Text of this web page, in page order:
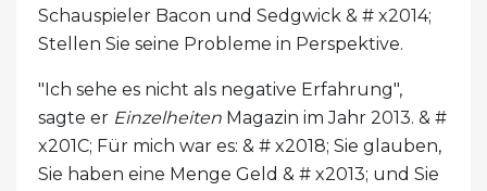
Schauspieler Bacon und Sedgwick & # x2014;
Stellen Sie seine Probleme in Perspektive.
"Ich sehe es nicht als negative Erfahrung",
sagte er Einzelheiten Magazin im Jahr 2013. & #
x201C; Für mich war es: & # x2018; Sie glauben,
Sie haben eine Menge Geld & # x2013; und Sie